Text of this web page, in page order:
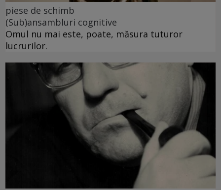
piese de schimb
(Sub)ansambluri cognitive
Omul nu mai este, poate, măsura tuturor
lucrurilor.